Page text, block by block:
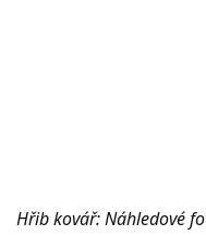
Hřib kovář: Náhledové